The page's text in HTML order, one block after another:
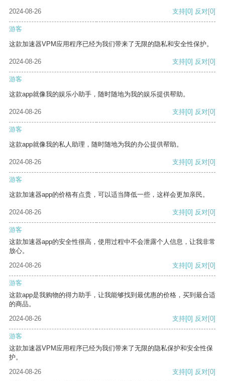
2024-08-26 支持[0] 反对[0]
游客
这款加速器VPM应用程序已经为我们带来了无限的隐私和安全性保护。
2024-08-26 支持[0] 反对[0]
游客
这款app就像我的娱乐小助手，随时随地为我的娱乐提供帮助。
2024-08-26 支持[0] 反对[0]
游客
这款app就像我的私人助理，随时随地为我的办公提供帮助。
2024-08-26 支持[0] 反对[0]
游客
这款加速器app的价格有点贵，可以适当降低一些，这样会更加亲民。
2024-08-26 支持[0] 反对[0]
游客
这款加速器app的安全性很高，使用过程中不会泄露个人信息，让我非常
放心。
2024-08-26
支持[0] 反对[0]
游客
这款app是我购物的得力助手，让我能够找到最优惠的价格，买到最合适
的商品。
2024-08-26
支持[0] 反对[0]
游客
这款加速器VPM应用程序已经为我们带来了无限的隐私保护和安全性保
护。
2024-08-26
支持[0] 反对[0]